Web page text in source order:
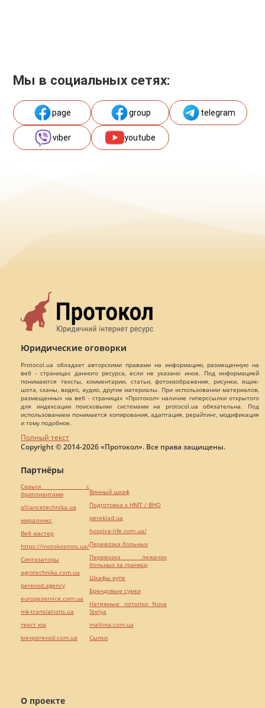
Мы в социальных сетях:
page group telegram
viber youtube
Юридические оговорки
Protocol.ua обладает авторскими правами на информацию, размещенную на
веб - страницах данного ресурса, если не указано иное. Под информацией
понимаются тексты, комментарии, статьи, фотоизображения, рисунки, ящик-
шота, сканы, видео, аудио, другие материалы. При использовании материалов,
размещенных на веб - страницах «Протокол» наличие гиперссылки открытого
для индексации поисковыми системами на protocol.ua обязательна. Под
использованием понимается копирования, адаптация, рерайтинг, модификация
и тому подобное.
Полный текст
Copyright © 2014-2026 «Протокол». Все права защищены.
О проекте
Партнёры
Серьги с
бриллиантами
alliancetechnika.ua
миралинкс
Веб мастер
https://motokosmos.ua/
Синтезаторы
agrotechnika.com.ua
perevod.agency
europeservice.com.ua
mk-translations.ua
текст юа
kievperevod.com.ua
Винный шкаф
Подготовка к НМТ / ВНО
pereklad.ua
hospice-life.com.ua/
Перевозка больных
Перевозка лежачих
больных за границу
Шкафы купе
Брендовые сумки
Натяжные потолки Nova
Stelya
maltina.com.ua
Cылки